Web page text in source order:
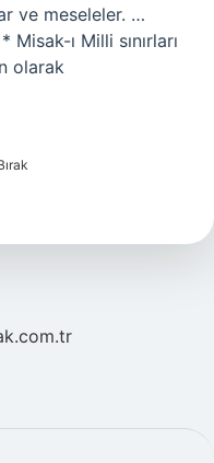
ve meseleler. …
ı Milli sınırları
olarak